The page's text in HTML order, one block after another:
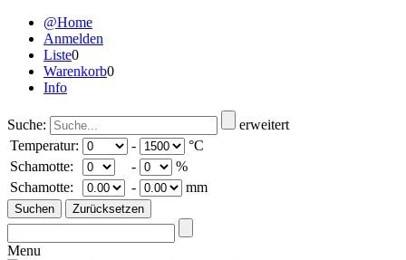
@Home
Anmelden
Liste0
Warenkorb0
Info
Suche:
erweitert
Temperatur:
-
°C
Schamotte:
-
%
Schamotte:
- mm
Menu